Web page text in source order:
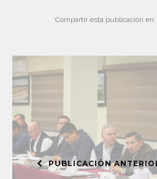
Compartir esta publicación en:
PUBLICACIÓN